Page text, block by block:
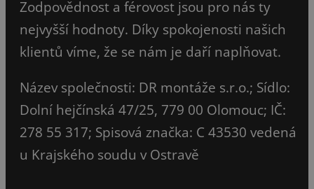
Zodpovědnost a férovost jsou pro nás ty
nejvyšší hodnoty. Díky spokojenosti našich
klientů víme, že se nám je daří naplňovat.
Název společnosti: DR montáže s.r.o.; Sídlo:
Dolní hejčínská 47/25, 779 00 Olomouc; IČ:
278 55 317; Spisová značka: C 43530 vedená
u Krajského soudu v Ostravě